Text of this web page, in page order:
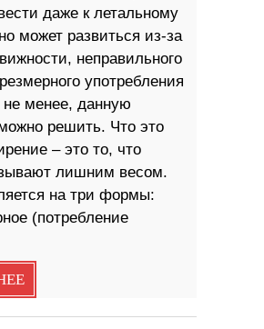
даже к летальному
может развиться из-за
неправильного
употребления
менее, данную
решить. Что это
– это то, что
лишним весом.
на три формы:
(потребление